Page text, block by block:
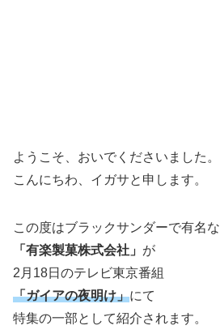
ようこそ、おいでくださいました。
こんにちわ、イガサと申します。
この度はブラックサンダーで有名な
「有楽製菓株式会社」 が
2月18日のテレビ東京番組
「ガイアの夜明け」にて
特集の一部として紹介されます。